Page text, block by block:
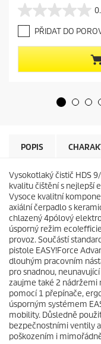
e
n
t
p
r
e
0
.
0
z
5
h
e
PŘIDAT DO
POPIS
Vysokotlaký čistič HDS
kvalitu čištění s nejlepší
Vysoce kvalitní
axiální čerpadlo s
chlazený 4pólový
úsporný režim
provoz. Součástí
pistole EASY!Force
dlouhým pracovním
pro snadnou,
zaujme také 2 nádržemi
pomocí 1 přepínače,
úsporným systémem
mobility. Důsledně
bezpečnostními ventily
poškozením i